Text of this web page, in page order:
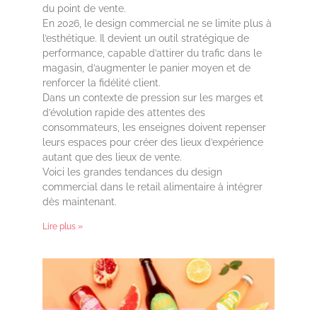
du point de vente.
En 2026, le design commercial ne se limite plus à
l’esthétique. Il devient un outil stratégique de
performance, capable d’attirer du trafic dans le
magasin, d’augmenter le panier moyen et de
renforcer la fidélité client.
Dans un contexte de pression sur les marges et
d’évolution rapide des attentes des
consommateurs, les enseignes doivent repenser
leurs espaces pour créer des lieux d’expérience
autant que des lieux de vente.
Voici les grandes tendances du design
commercial dans le retail alimentaire à intégrer
dès maintenant.
Lire plus »